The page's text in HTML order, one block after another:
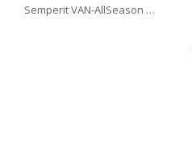
Semperit VAN-AllSeason …